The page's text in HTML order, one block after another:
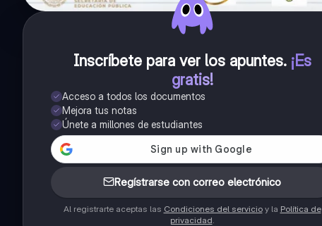
Inscríbete para ver los apuntes. ¡Es
gratis!
Acceso a todos los documentos
Mejora tus notas
Únete a millones de estudiantes
Regístrarse con correo electrónico
Al registrarte aceptas las Condiciones del servicioy la Política de
privacidad